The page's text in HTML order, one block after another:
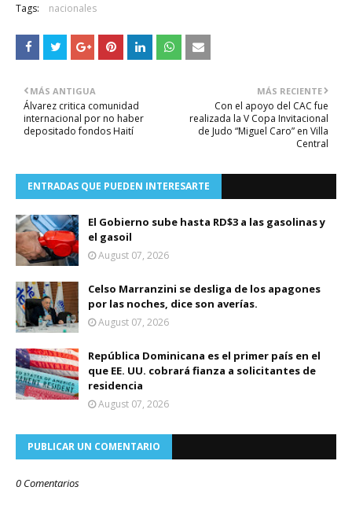
Tags: nacionales
MÁS RECIENTE
Con el apoyo del CAC fue
realizada la V Copa Invitacional
de Judo “Miguel Caro” en Villa
Central
MÁS ANTIGUA
Álvarez critica comunidad
internacional por no haber
depositado fondos Haití
ENTRADAS QUE PUEDEN INTERESARTE
El Gobierno sube hasta RD$3 a las gasolinas y
el gasoil
August 07, 2026
Celso Marranzini se desliga de los apagones
por las noches, dice son averías.
August 07, 2026
República Dominicana es el primer país en el
que EE. UU. cobrará fianza a solicitantes de
residencia
August 07, 2026
PUBLICAR UN COMENTARIO
0 Comentarios